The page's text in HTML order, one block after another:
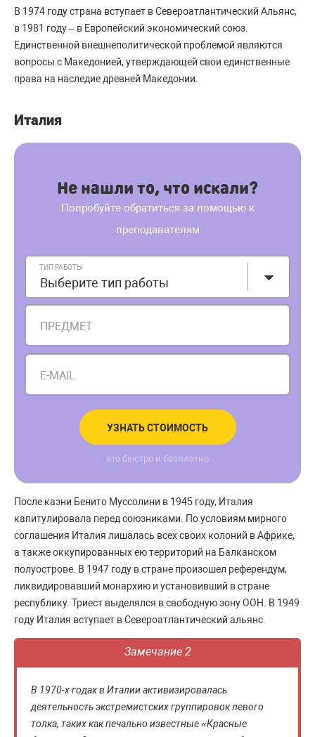
В 1974 году страна вступает в Североатлантический Альянс,
в 1981 году – в Европейский экономический союз.
Единственной внешнеполитической проблемой являются
вопросы с Македонией, утверждающей свои единственные
права на наследие древней Македонии.
Италия
Не нашли то, что искали?
Попробуйте обратиться за помощью к
преподавателям
ТИП РАБОТЫ
Выберите тип работы
ПРЕДМЕТ
E-MAIL
УЗНАТЬ СТОИМОСТЬ
это быстро и бесплатно
После казни Бенито Муссолини в 1945 году, Италия
капитулировала перед союзниками. По условиям мирного
соглашения Италия лишалась всех своих колоний в Африке,
а также оккупированных ею территорий на Балканском
полуострове. В 1947 году в стране произошел референдум,
ликвидировавший монархию и установивший в стране
республику. Триест выделялся в свободную зону ООН. В 1949
году Италия вступает в Североатлантический альянс.
Замечание 2
В 1970-х годах в Италии активизировалась
деятельность экстремистских группировок левого
толка, таких как печально известные «Красные